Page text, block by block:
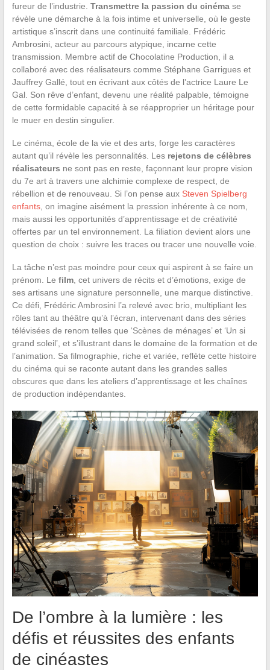
fureur de l’industrie. Transmettre la passion du cinémase
révèle une démarche à la fois intime et universelle, où le geste
artistique s’inscrit dans une continuité familiale. Frédéric
Ambrosini, acteur au parcours atypique, incarne cette
transmission. Membre actif de Chocolatine Production, il a
collaboré avec des réalisateurs comme Stéphane Garrigues et
Jauffrey Gallé, tout en écrivant aux côtés de l’actrice Laure Le
Gal. Son rêve d’enfant, devenu une réalité palpable, témoigne
de cette formidable capacité à se réapproprier un héritage pour
le muer en destin singulier.
Le cinéma, école de la vie et des arts, forge les caractères
autant qu’il révèle les personnalités. Les rejetons de célèbres
réalisateurs ne sont pas en reste, façonnant leur propre vision
du 7e art à travers une alchimie complexe de respect, de
rébellion et de renouveau. Si l’on pense aux Steven Spielberg
enfants, on imagine aisément la pression inhérente à ce nom,
mais aussi les opportunités d’apprentissage et de créativité
offertes par un tel environnement. La filiation devient alors une
question de choix : suivre les traces ou tracer une nouvelle voie.
La tâche n’est pas moindre pour ceux qui aspirent à se faire un
prénom. Le film, cet univers de récits et d’émotions, exige de
ses artisans une signature personnelle, une marque distinctive.
Ce défi, Frédéric Ambrosini l’a relevé avec brio, multipliant les
rôles tant au théâtre qu’à l’écran, intervenant dans des séries
télévisées de renom telles que ‘Scènes de ménages’ et ‘Un si
grand soleil’, et s’illustrant dans le domaine de la formation et de
l’animation. Sa filmographie, riche et variée, reflète cette histoire
du cinéma qui se raconte autant dans les grandes salles
obscures que dans les ateliers d’apprentissage et les chaînes
de production indépendantes.
De l’ombre à la lumière : les
défis et réussites des enfants
de cinéastes